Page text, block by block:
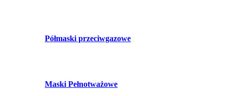
Półmaski przeciwgazowe
Maski Pełnotważowe